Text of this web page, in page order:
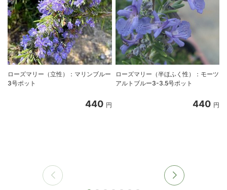
ローズマリー（立性）：マリンブルー
3号ポット
440 円
ローズマリー（半ほふく性）：モーツ
アルトブルー3-3.5号ポット
440 円